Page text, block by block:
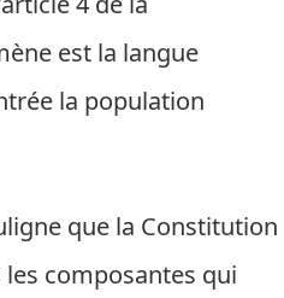
est la langue
la population
que la Constitution
composantes qui